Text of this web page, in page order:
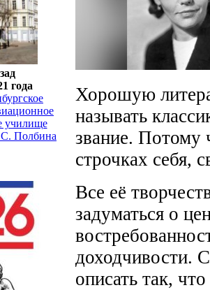
года
училище
Полбина
Хорошую
называть
звание. Потому
строчках себя,
Все её
задуматься о
доходчивости.
описать так,